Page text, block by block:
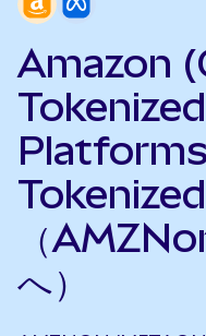
Amazon
（
へ）